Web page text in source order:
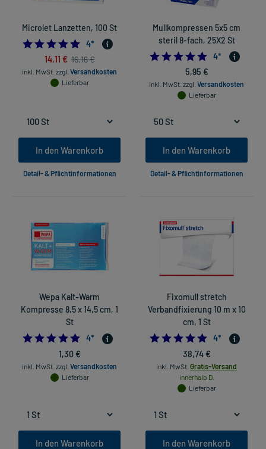
Microlet Lanzetten, 100 St
5.0
4*
14,11 € 16,16 €
inkl. MwSt. zzgl. Versandkosten
Lieferbar
In den Warenkorb
Detail- & Pflichtinformationen
Mullkompressen 5x5 cm
steril 8-fach, 25X2 St
5.0
4*
5,95 €
inkl. MwSt. zzgl. Versandkosten
Lieferbar
In den Warenkorb
Detail- & Pflichtinformationen
Wepa Kalt-Warm
Kompresse 8,5 x 14,5 cm, 1
St
5.0
4*
1,30 €
inkl. MwSt. zzgl. Versandkosten
Lieferbar
In den Warenkorb
Fixomull stretch
Verbandfixierung 10 m x 10
cm, 1 St
5.0
4*
38,74 €
inkl. MwSt. Gratis-Versand
innerhalb D.
Lieferbar
In den Warenkorb